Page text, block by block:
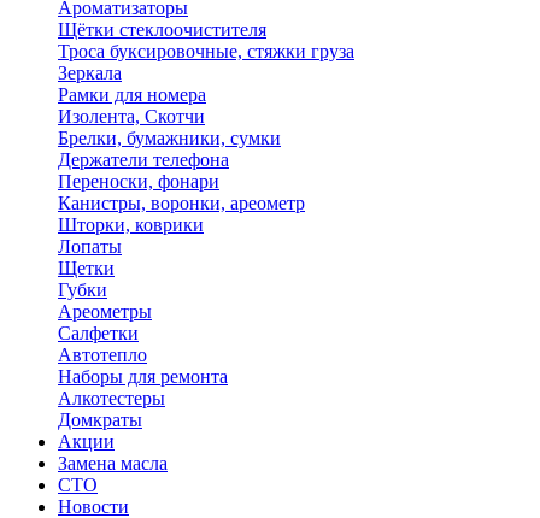
Ароматизаторы
Щётки стеклоочистителя
Троса буксировочные, стяжки груза
Зеркала
Рамки для номера
Изолента, Скотчи
Брелки, бумажники, сумки
Держатели телефона
Переноски, фонари
Канистры, воронки, ареометр
Шторки, коврики
Лопаты
Щетки
Губки
Ареометры
Салфетки
Автотепло
Наборы для ремонта
Алкотестеры
Домкраты
Акции
Замена масла
СТО
Новости